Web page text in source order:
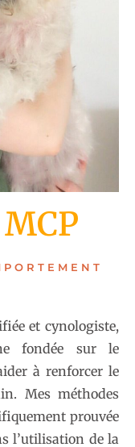
et cynologiste,
fondée sur le
à renforcer le
Mes méthodes
prouvée
l’utilisation de la